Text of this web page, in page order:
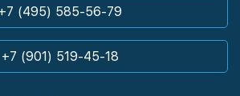
+7 (495) 585-56-79
+7 (901) 519-45-18